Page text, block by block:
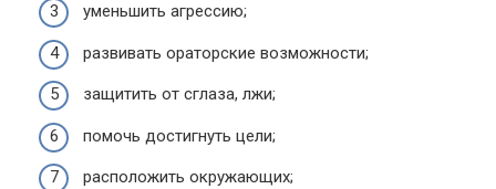
уменьшить агрессию;
развивать ораторские возможности;
защитить от сглаза, лжи;
помочь достигнуть цели;
расположить окружающих;